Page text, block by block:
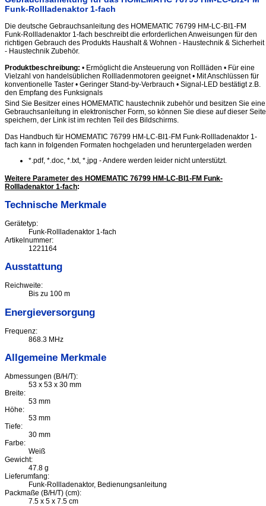
Funk-Rollladenaktor 1-fach
Die deutsche Gebrauchsanleitung des HOMEMATIC 76799 HM-LC-BI1-FM
Funk-Rollladenaktor 1-fach beschreibt die erforderlichen Anweisungen für den
richtigen Gebrauch des Produkts Haushalt & Wohnen - Haustechnik & Sicherheit
- Haustechnik Zubehör.
Produktbeschreibung: • Ermöglicht die Ansteuerung von Rollläden • Für eine
Vielzahl von handelsüblichen Rollladenmotoren geeignet • Mit Anschlüssen für
konventionelle Taster • Geringer Stand-by-Verbrauch • Signal-LED bestätigt z.B.
den Empfang des Funksignals
Sind Sie Besitzer eines HOMEMATIC haustechnik zubehör und besitzen Sie eine
Gebrauchsanleitung in elektronischer Form, so können Sie diese auf dieser Seite
speichern, der Link ist im rechten Teil des Bildschirms.
Das Handbuch für HOMEMATIC 76799 HM-LC-BI1-FM Funk-Rollladenaktor 1-
fach kann in folgenden Formaten hochgeladen und heruntergeladen werden
*.pdf, *.doc, *.txt, *.jpg - Andere werden leider nicht unterstützt.
Weitere Parameter des HOMEMATIC 76799 HM-LC-BI1-FM Funk-
Rollladenaktor 1-fach:
Technische Merkmale
Gerätetyp:
Funk-Rollladenaktor 1-fach
Artikelnummer:
1221164
Ausstattung
Reichweite:
Bis zu 100 m
Energieversorgung
Frequenz:
868.3 MHz
Allgemeine Merkmale
Abmessungen (B/H/T):
53 x 53 x 30 mm
Breite:
53 mm
Höhe:
53 mm
Tiefe:
30 mm
Farbe:
Weiß
Gewicht:
47.8 g
Lieferumfang:
Funk-Rollladenaktor, Bedienungsanleitung
Packmaße (B/H/T) (cm):
7.5 x 5 x 7.5 cm